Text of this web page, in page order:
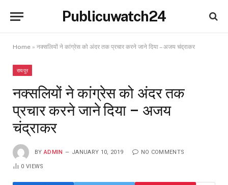
Publicuwatch24
Home » नक्सलियों ने कांग्रेस को अंदर तक प्रचार करने जाने दिया – अजय चंद्राकर
रायपुर
नक्सलियों ने कांग्रेस को अंदर तक
प्रचार करने जाने दिया – अजय
चंद्राकर
BY ADMIN JANUARY 10, 2019 NO COMMENTS
0VIEWS